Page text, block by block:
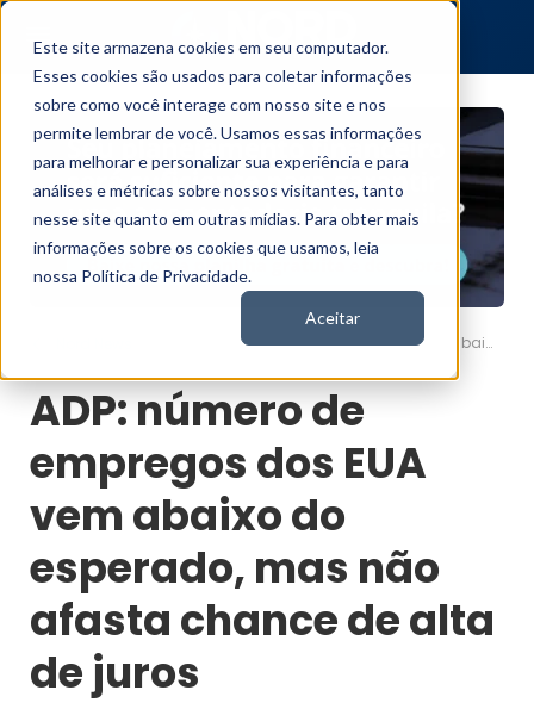
Este site armazena cookies em seu computador.
Esses cookies são usados para coletar informações
sobre como você interage com nosso site e nos
permite lembrar de você. Usamos essas informações
para melhorar e personalizar sua experiência e para
análises e métricas sobre nossos visitantes, tanto
nesse site quanto em outras mídias. Para obter mais
informações sobre os cookies que usamos, leia
nossa Política de Privacidade.
Aceitar
ADP: número de empregos dos EUA vem abaixo do esperado, mas não afasta chance de alta de juros
ADP: número de
empregos dos EUA
vem abaixo do
esperado, mas não
afasta chance de alta
de juros